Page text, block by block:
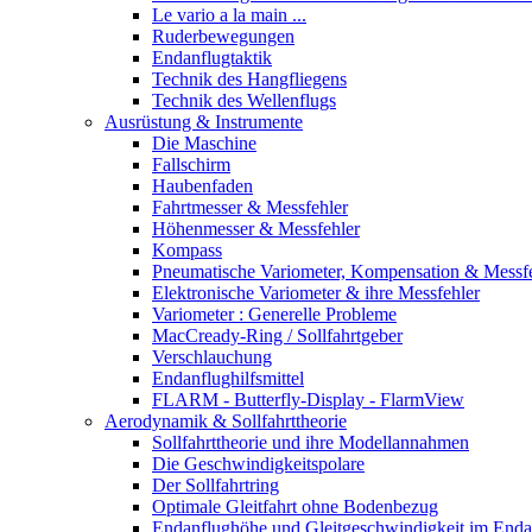
Le vario a la main ...
Ruderbewegungen
Endanflugtaktik
Technik des Hangfliegens
Technik des Wellenflugs
Ausrüstung & Instrumente
Die Maschine
Fallschirm
Haubenfaden
Fahrtmesser & Messfehler
Höhenmesser & Messfehler
Kompass
Pneumatische Variometer, Kompensation &
Elektronische Variometer & ihre Messfehler
Variometer : Generelle Probleme
MacCready-Ring / Sollfahrtgeber
Verschlauchung
Endanflughilfsmittel
FLARM - Butterfly-Display - FlarmView
Aerodynamik & Sollfahrttheorie
Sollfahrttheorie und ihre Modellannahmen
Die Geschwindigkeitspolare
Der Sollfahrtring
Optimale Gleitfahrt ohne Bodenbezug
Endanflughöhe und Gleitgeschwindigkeit im